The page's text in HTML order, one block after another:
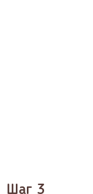
Шаг 3